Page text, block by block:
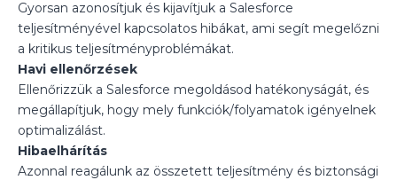
Gyorsan azonosítjuk és kijavítjuk a Salesforce
teljesítményével kapcsolatos hibákat, ami segít megelőzni
a kritikus teljesítményproblémákat.
Havi ellenőrzések
Ellenőrizzük a Salesforce megoldásod hatékonyságát, és
megállapítjuk, hogy mely funkciók/folyamatok igényelnek
optimalizálást.
Hibaelhárítás
Azonnal reagálunk az összetett teljesítmény és biztonsági